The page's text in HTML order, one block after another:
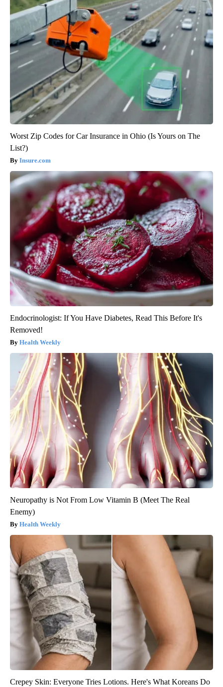
Worst Zip Codes for Car Insurance in Ohio (Is Yours on The
List?)
Insure.com
Endocrinologist: If You Have Diabetes, Read This Before It's
Removed!
Health Weekly
Neuropathy is Not From Low Vitamin B (Meet The Real
Enemy)
Health Weekly
Crepey Skin: Everyone Tries Lotions. Here's What Koreans Do